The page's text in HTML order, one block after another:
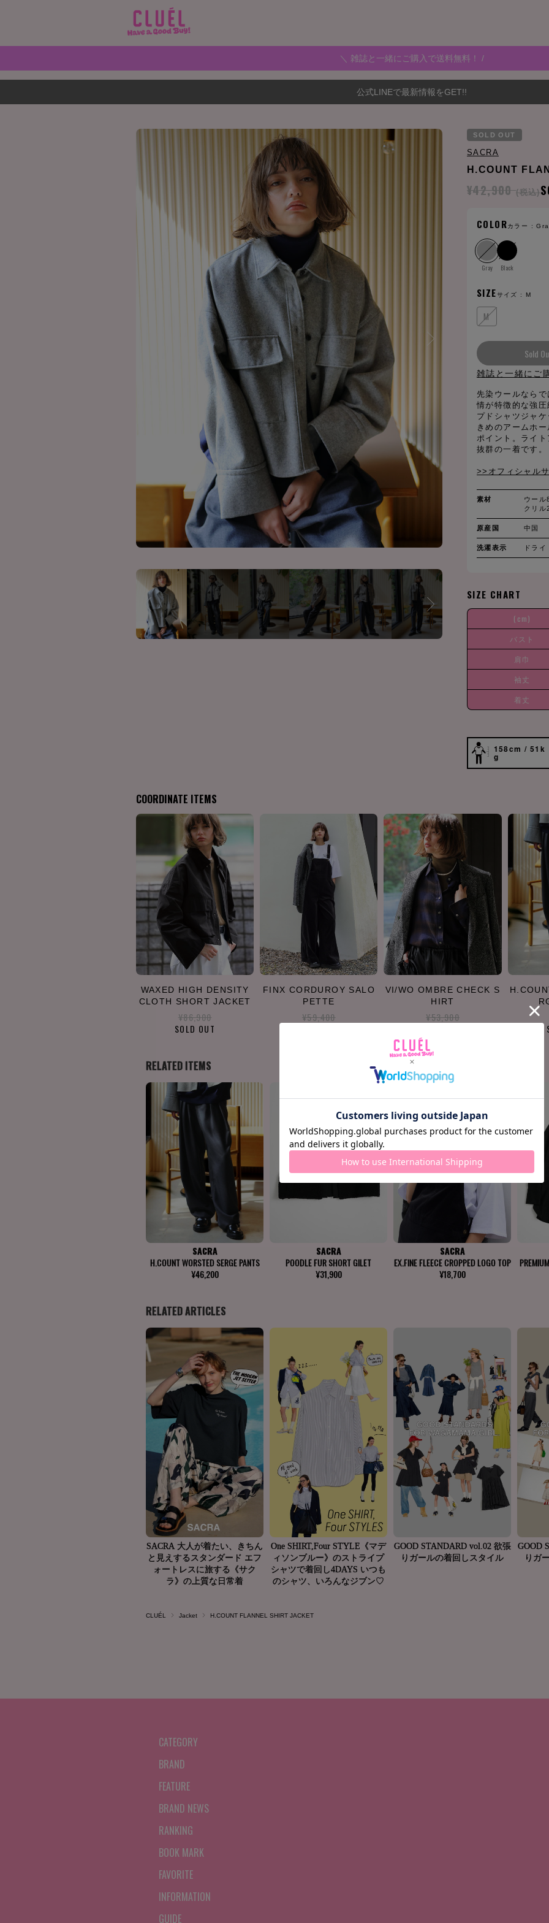
＼ 雑誌と一緒にご購入で送料無料！ /
公式LINEで最新情報をGET!!
SOLD OUT
SACRA
H.COUNT
¥42,900 (税込)
COLORカラー :
Gray Black
SIZEサイズ : M
M
Sold
雑誌と一緒にご
先染ウールなら
情が特徴的な強
プドシャツジャ
きめのアームホ
ポイント。ライ
抜群の一着です。
>>オフィシャル
素材
ウール
クリル
原産国 中国
洗濯表示 ドライ
SIZE CHART
(cm)
バスト
肩巾
袖丈
着丈
158cm / 51k
g
COORDINATE ITEMS
WAXED HIGH DENSITY
CLOTH SHORT JACKET
¥86,900
SOLD OUT
FINX CORDUROY SALO
PETTE
¥59,400
VI/WO OMBRE CHECK S
HIRT
¥53,900
CLUÉL Jacket H.COUNT FLANNEL SHIRT JACKET
CATEGORY
BRAND
FEATURE
BRAND NEWS
RANKING
BOOK MARK
FAVORITE
INFORMATION
GUIDE